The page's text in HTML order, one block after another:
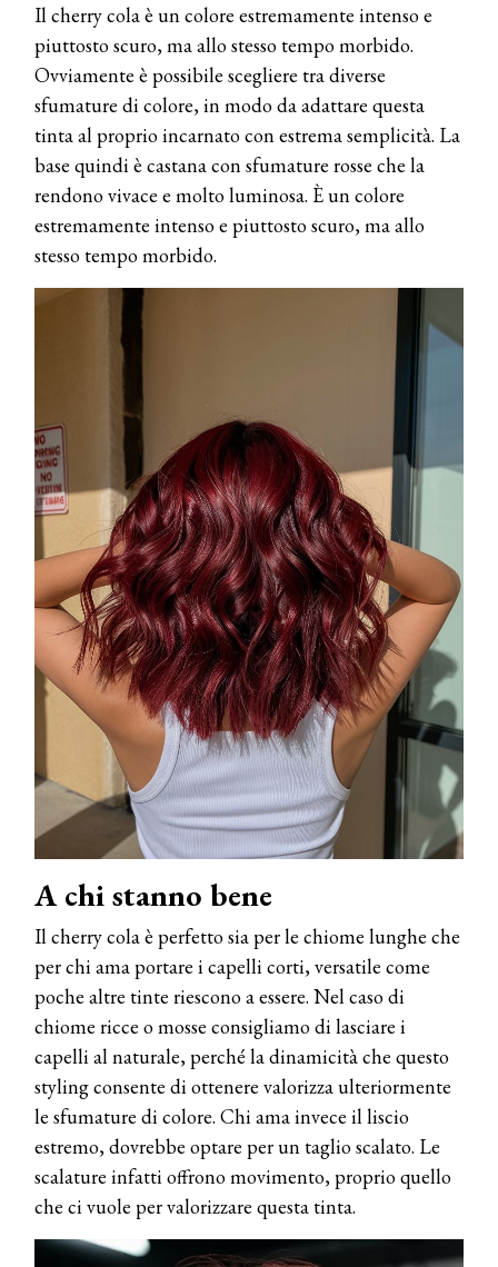
Il cherry cola è un colore estremamente intenso e
piuttosto scuro, ma allo stesso tempo morbido.
Ovviamente è possibile scegliere tra diverse
sfumature di colore, in modo da adattare questa
tinta al proprio incarnato con estrema semplicità. La
base quindi è castana con sfumature rosse che la
rendono vivace e molto luminosa. È un colore
estremamente intenso e piuttosto scuro, ma allo
stesso tempo morbido.
A chi stanno bene
Il cherry cola è perfetto sia per le chiome lunghe che
per chi ama portare i capelli corti, versatile come
poche altre tinte riescono a essere. Nel caso di
chiome ricce o mosse consigliamo di lasciare i
capelli al naturale, perché la dinamicità che questo
styling consente di ottenere valorizza ulteriormente
le sfumature di colore. Chi ama invece il liscio
estremo, dovrebbe optare per un taglio scalato. Le
scalature infatti offrono movimento, proprio quello
che ci vuole per valorizzare questa tinta.